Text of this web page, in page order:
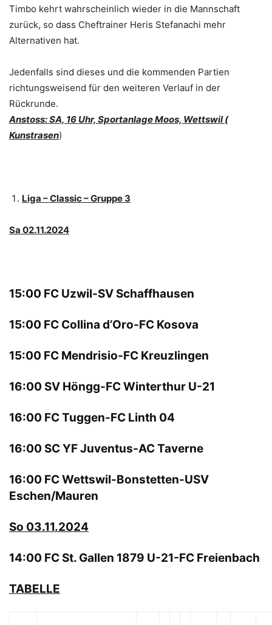
Timbo kehrt wahrscheinlich wieder in die Mannschaft
zurück, so dass Cheftrainer Heris Stefanachi mehr
Alternativen hat.
Jedenfalls sind dieses und die kommenden Partien
richtungsweisend für den weiteren Verlauf in der
Rückrunde.
Anstoss: SA, 16 Uhr, Sportanlage Moos, Wettswil (
Kunstrasen)
Liga – Classic – Gruppe 3
Sa 02.11.2024
15:00 FC Uzwil-SV Schaffhausen
15:00 FC Collina d’Oro-FC Kosova
15:00 FC Mendrisio-FC Kreuzlingen
16:00 SV Höngg-FC Winterthur U-21
16:00 FC Tuggen-FC Linth 04
16:00 SC YF Juventus-AC Taverne
16:00 FC Wettswil-Bonstetten-USV
Eschen/Mauren
So 03.11.2024
14:00 FC St. Gallen 1879 U-21-FC Freienbach
TABELLE